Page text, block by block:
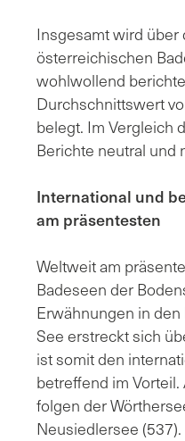
Insgesamt wird
österreichischen
wohlwollend
Durchschnittswert
belegt. Im Vergleich
Berichte neutral und
International und
am präsentesten
Weltweit am
Badeseen der
Erwähnungen in
See erstreckt sich
ist somit den
betreffend im
folgen der
Neusiedlersee (537).